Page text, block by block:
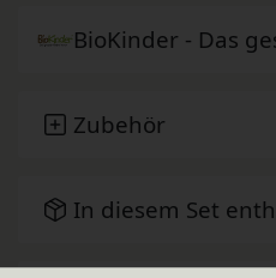
BioKinder - Das
Zubehör
In diesem Set